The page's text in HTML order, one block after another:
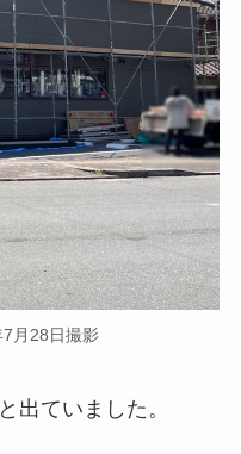
月28日撮影
出ていました。